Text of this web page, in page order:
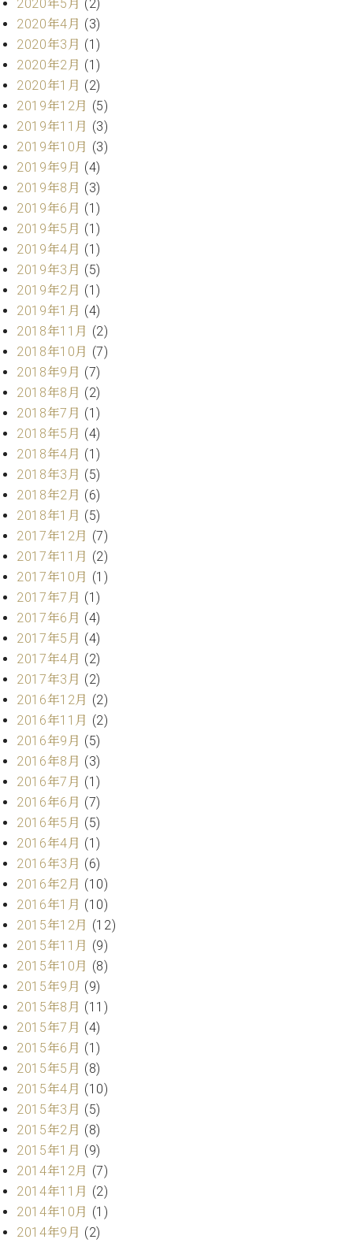
マ
ン
ト
ラ
デ
ィ
ョ
ン
W.
ホ
フ
マ
ン
ヴ
ィ
ジ
ョ
ン
C.BECHSTEIN
Digital(ベ
ヒ
シ
ュ
タ
イ
ン
デ
ジ
ル)
セ
ン
タ
ー
ス
タ
ッ
フ
挨
拶
技
術
者
介
展示
情報
【ユ
ーロ
ピア
選中
古】
イ
ベ
ン
情
報
八
王
子
工
ブ
ロ
グ
ア
ク
ス
お
問
い
合
わ
ア
ー
テ
ィ
ス
ト
カ
ス
タ
マ
サ
ー
ビ
ス
(
調
律
)
2020年5月 (2)
2020年4月 (3)
2020年3月 (1)
2020年2月 (1)
2020年1月 (2)
2019年12月 (5)
2019年11月 (3)
2019年10月 (3)
2019年9月 (4)
2019年8月 (3)
2019年6月 (1)
2019年5月 (1)
2019年4月 (1)
2019年3月 (5)
2019年2月 (1)
2019年1月 (4)
2018年11月 (2)
2018年10月 (7)
2018年9月 (7)
2018年8月 (2)
2018年7月 (1)
2018年5月 (4)
2018年4月 (1)
2018年3月 (5)
2018年2月 (6)
2018年1月 (5)
2017年12月 (7)
2017年11月 (2)
2017年10月 (1)
2017年7月 (1)
2017年6月 (4)
2017年5月 (4)
2017年4月 (2)
2017年3月 (2)
2016年12月 (2)
2016年11月 (2)
2016年9月 (5)
2016年8月 (3)
2016年7月 (1)
2016年6月 (7)
2016年5月 (5)
2016年4月 (1)
2016年3月 (6)
2016年2月 (10)
2016年1月 (10)
2015年12月 (12)
2015年11月 (9)
2015年10月 (8)
2015年9月 (9)
2015年8月 (11)
2015年7月 (4)
2015年6月 (1)
2015年5月 (8)
2015年4月 (10)
2015年3月 (5)
2015年2月 (8)
2015年1月 (9)
2014年12月 (7)
2014年11月 (2)
2014年10月 (1)
2014年9月 (2)